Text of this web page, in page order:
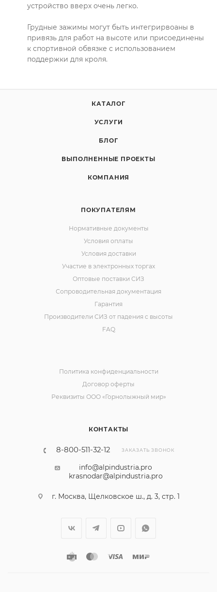
устройство вверх очень легко.
Грудные зажимы могут быть интегрирвоаны в
привязь для работ на высоте или присоединены
к спортивной обвязке с использованием
поддержки для кроля.
КАТАЛОГ
УСЛУГИ
БЛОГ
ВЫПОЛНЕННЫЕ ПРОЕКТЫ
КОМПАНИЯ
ПОКУПАТЕЛЯМ
Нормативные документы
Условия оплаты
Условия доставки
Участие в электронных торгах
Оптовые поставки СИЗ
Сопроводительная документация
Гарантия
Производители СИЗ от падения с высоты
FAQ
КОНТАКТЫ
8-800-511-32-12 ЗАКАЗАТЬ ЗВОНОК
info@alpindustria.pro
krasnodar@alpindustria.pro
г. Москва, Щелковское ш., д. 3, стр. 1
Политика конфиденциальности
Договор оферты
Реквизиты ООО «Горнолыжный мир»